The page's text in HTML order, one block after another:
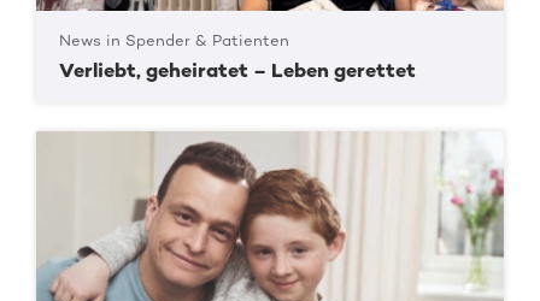
News in Spender & Patienten
Verliebt, geheiratet – Leben gerettet